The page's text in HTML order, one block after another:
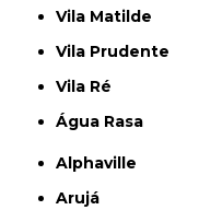
Vila Matilde
Vila Prudente
Vila Ré
Água Rasa
Alphaville
Arujá